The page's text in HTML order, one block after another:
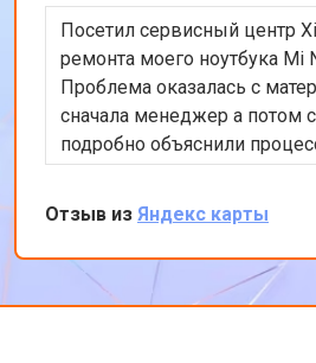
Посетил сервисный центр
ремонта моего ноутбука Mi
Проблема оказалась с
сначала менеджер а потом
подробно объяснили
оставил заявку, в обед
вечеру ноутбук был готов-
Впечатлен оперативностью
ремонта.
Отзыв из Яндекс карты